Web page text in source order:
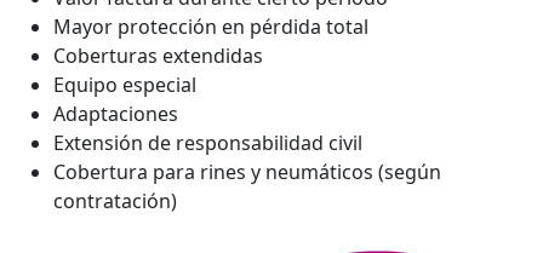
Mayor protección en pérdida total
Coberturas extendidas
Equipo especial
Adaptaciones
Extensión de responsabilidad civil
Cobertura para rines y neumáticos (según
contratación)